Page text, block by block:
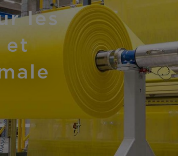
les
et